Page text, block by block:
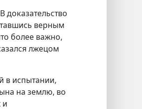
доказательство
верным
более важно,
лжецом
в испытании,
на землю, во
и